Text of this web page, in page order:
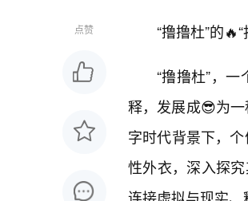
点赞 “撸撸杜”的
“撸撸杜”，
释，发展成😎为
字时代背景下，
性外衣，深入探